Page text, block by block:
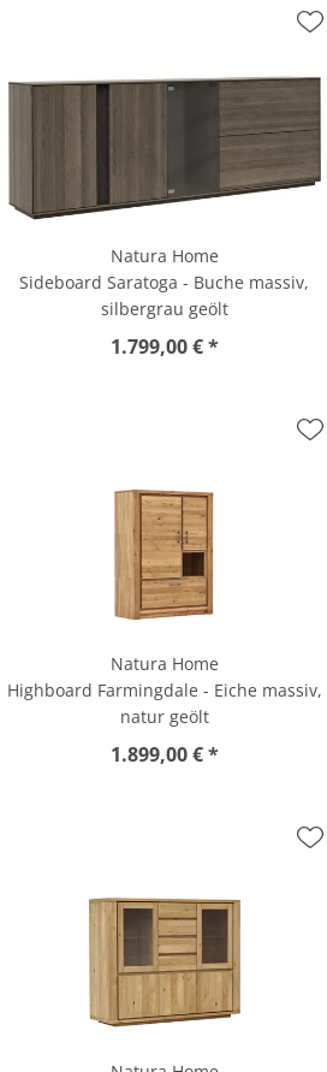
Natura Home
Sideboard Saratoga - Buche massiv,
silbergrau geölt
1.799,00 € *
Natura Home
Highboard Farmingdale - Eiche massiv,
natur geölt
1.899,00 € *